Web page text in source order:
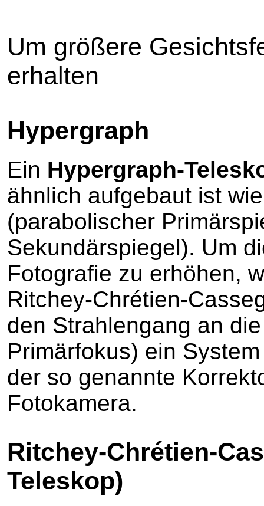
Um größere
erhalten
Hypergraph
Ein Hypergraph-
ähnlich aufgebaut ist
(parabolischer
Sekundärspiegel). Um
Fotografie zu erhöhen,
Ritchey-Chrétien-
den Strahlengang an
Primärfokus) ein
der so genannte
Fotokamera.
Ritchey-Chrétien-
Teleskop)